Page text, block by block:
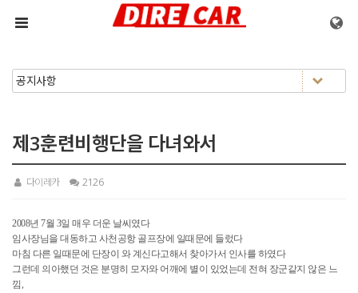
메뉴 건너뛰기
제3훈련비행단을 다녀와서
다이레카 2126
2008년 7월 3일 매우 더운 날씨였다
임사장님을 대동하고 사천공항 골프장에 일때문에 들렀다
마침 다른 일때문에 단장이 와 계신다고해서 찾아가서 인사를 하였다
그런데 의아했던 것은 분명히 모자와 어깨에 별이 있었는데 전혀 장군같지 않은 느
낌,